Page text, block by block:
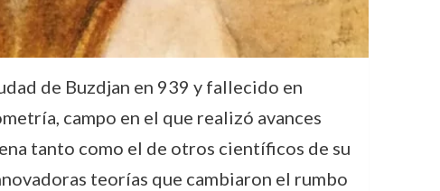
de Buzdjan en 939 y fallecido en
campo en el que realizó avances
tanto como el de otros científicos de su
teorías que cambiaron el rumbo